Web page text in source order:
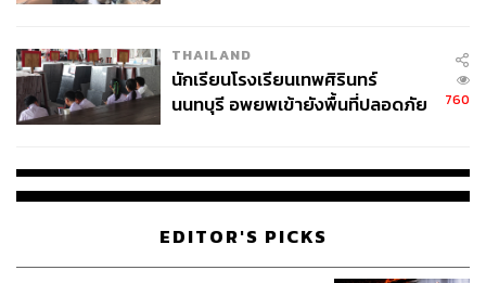
จ่ายหนี้-แอบระบุแบรนด์
THAILAND
นักเรียนโรงเรียนเทพศิรินทร์
นนทบุรี อพยพเข้ายังพื้นที่ปลอดภัย
760
EDITOR'S PICKS